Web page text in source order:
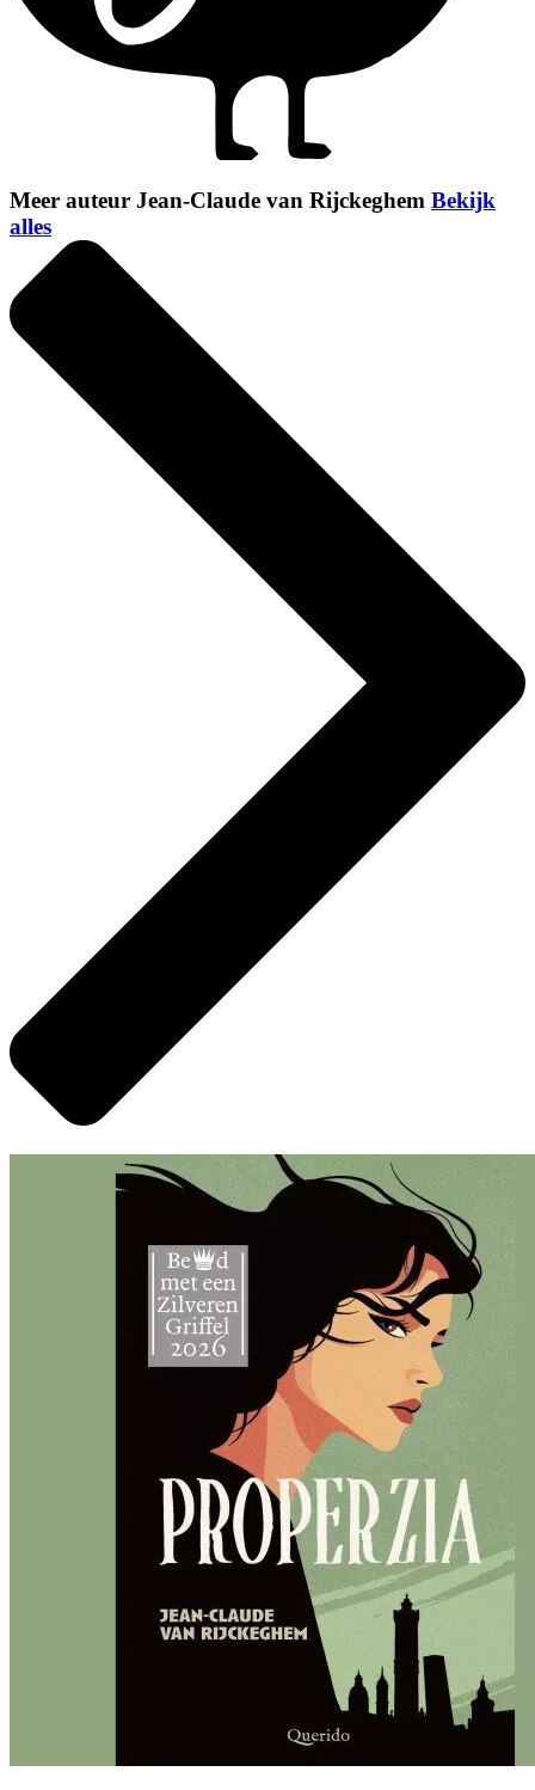
Meer auteur Jean-Claude van Rijckeghem Bekijk
alles